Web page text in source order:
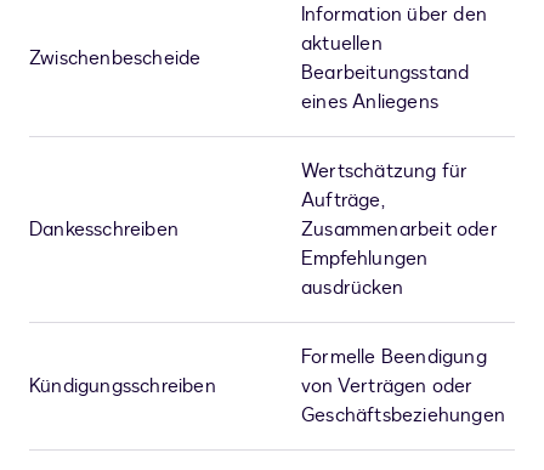
Zwischenbescheide
Information über den
aktuellen
Bearbeitungsstand
eines Anliegens
Dankesschreiben
Wertschätzung für
Aufträge,
Zusammenarbeit oder
Empfehlungen
ausdrücken
Kündigungsschreiben
Formelle Beendigung
von Verträgen oder
Geschäftsbeziehungen